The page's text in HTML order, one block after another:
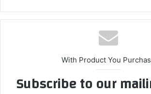
With Product You
Subscribe to our